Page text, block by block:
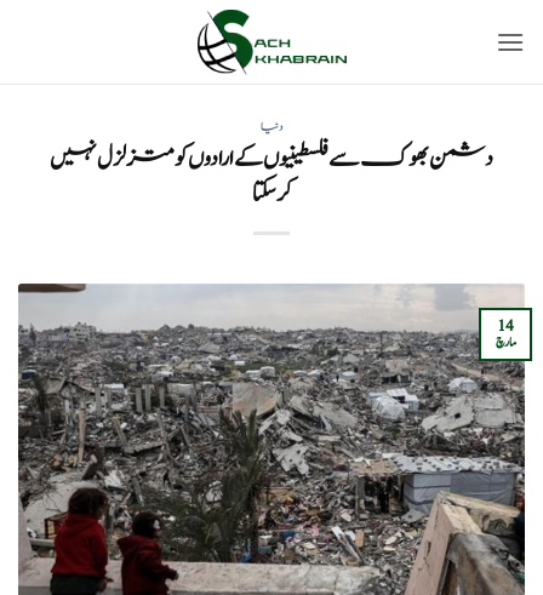
دنیا
دشمن بھوک سے فلسطینیوں کے ارادوں کو متزلزل نہیں
کرسکتا
14
مارچ